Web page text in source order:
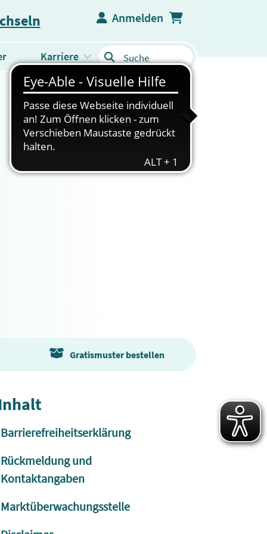
Anmelden
Karriere
Gratismuster bestellen
Barrierefreiheitserklärung
Rückmeldung und
Kontaktangaben
Marktüberwachungsstelle